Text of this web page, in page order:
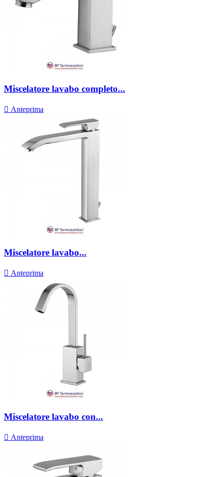
Miscelatore lavabo completo...
 Anteprima
Miscelatore lavabo...
 Anteprima
Miscelatore lavabo con...
 Anteprima